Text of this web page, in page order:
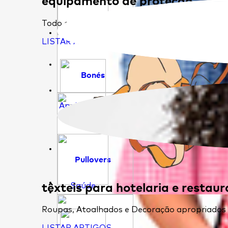
Todo o tipo de epi's que permitem que
LISTAR ARTIGOS
têxteis para hotelaria e
Roupas, Atoalhados e Decoração
Bonés
Pullovers
Apoio Social
Saúde